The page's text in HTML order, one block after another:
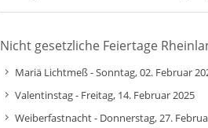
Nicht gesetzliche Feiertage
Mariä Lichtmeß - Sonntag, 02. Februar
Valentinstag - Freitag, 14. Februar 2025
Weiberfastnacht - Donnerstag, 27.